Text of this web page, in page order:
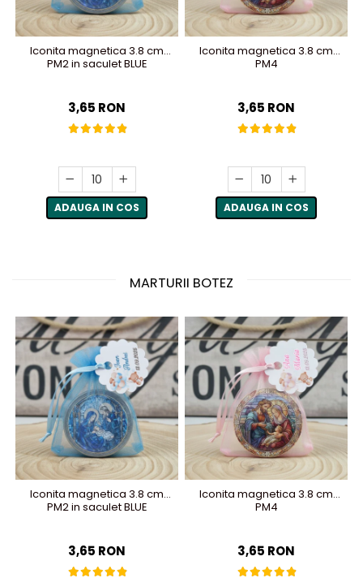
Iconita magnetica 3.8 cm
PM2 in saculet BLUE
3,65 RON
ADAUGA IN COS
Iconita magnetica 3.8 cm
PM4
3,65 RON
ADAUGA IN COS
MARTURII BOTEZ
Iconita magnetica 3.8 cm
PM2 in saculet BLUE
3,65 RON
Iconita magnetica 3.8 cm
PM4
3,65 RON